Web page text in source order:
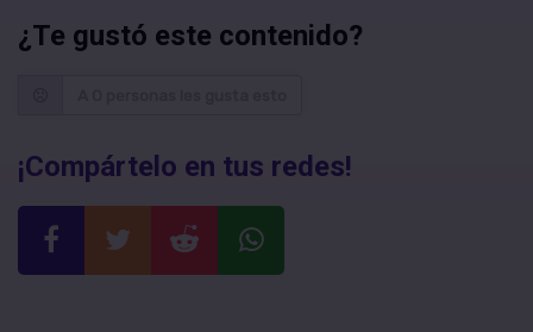
¿Te gustó este contenido?
¡Compártelo en tus redes!